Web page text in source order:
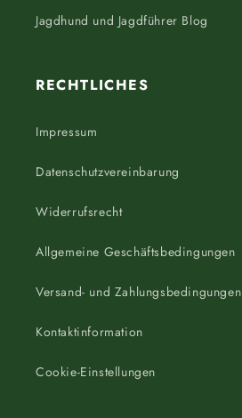
Jagdhund und Jagdführer Blog
RECHTLICHES
Impressum
Datenschutzvereinbarung
Widerrufsrecht
Allgemeine Geschäftsbedingungen
Versand- und Zahlungsbedingungen
Kontaktinformation
Cookie-Einstellungen